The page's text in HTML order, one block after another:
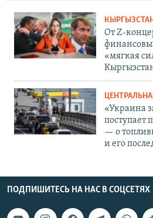
КЫРГЫЗСТАН
От Z-
«мягкая
«Украина
поступает
— о
и его
ПОДПИШИТЕСЬ НА НАС В СОЦСЕТЯХ